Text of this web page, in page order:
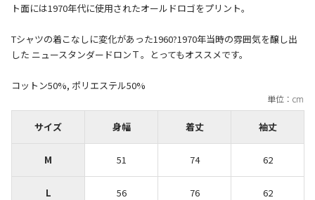
ト面には1970年代に使用されたオールドロゴをプリント。
Tシャツの着こなしに変化があった1960?1970年当時の雰囲気を醸し出
した ニュースタンダードロンＴ。とってもオススメです。
コットン50%, ポリエステル50%
サイズ 身幅 着丈 袖丈
M 51 74 62
L 56 76 62